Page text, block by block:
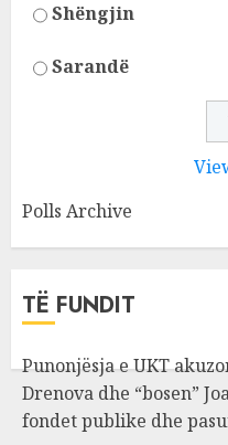
Shëngjin
Sarandë
Polls Archive
TË FUNDIT
Punonjësja e UKT
Drenova dhe “bosen”
fondet publike dhe